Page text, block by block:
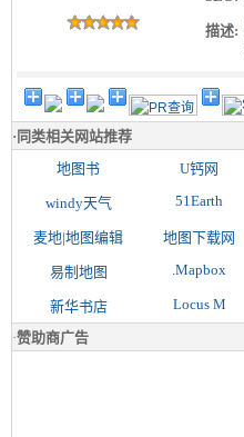
描述:
· 同类相关网站推荐
地图书
U钙网
windy天气 51Earth
麦地|地图编辑 地图下载网
易制地图 .Mapbox
新华书店 Locus M
·赞助商广告